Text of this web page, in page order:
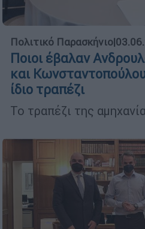
Πολιτικό Παρασκήνιο|
Ποιοι έβαλαν
και
ίδιο τραπέζι
Το τραπέζι της